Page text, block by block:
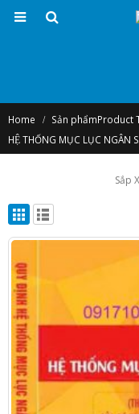
Home Sản phẩmProduct
HỆ THỐNG MỤC LỤC NGÂN
Sắp